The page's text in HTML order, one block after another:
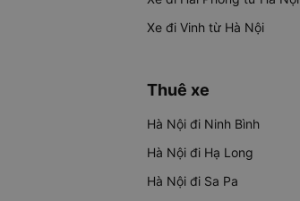
Xe đi Vinh từ Hà Nội
Thuê xe
Hà Nội đi Ninh Bình
Hà Nội đi Hạ Long
Hà Nội đi Sa Pa